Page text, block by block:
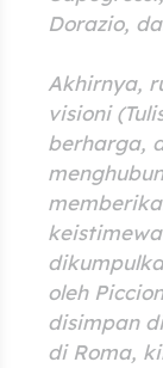
Dorazio,
Akhirnya,
visioni
berharga,
oleh
disimpan
di Roma,